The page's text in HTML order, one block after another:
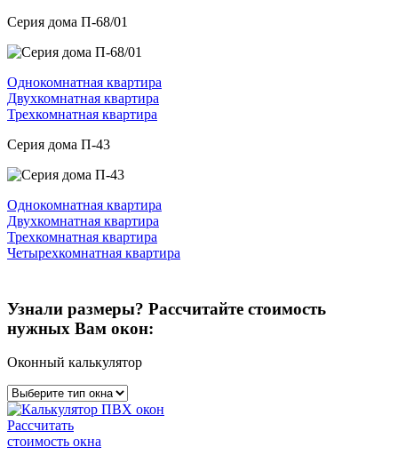
Серия дома П-68/01
Однокомнатная квартира
Двухкомнатная квартира
Трехкомнатная квартира
Серия дома П-43
Однокомнатная квартира
Двухкомнатная квартира
Трехкомнатная квартира
Четырехкомнатная квартира
Узнали размеры? Рассчитайте стоимость
нужных Вам окон:
Оконный калькулятор
Рассчитать
стоимость окна